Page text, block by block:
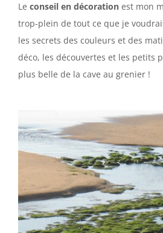
Le conseil en décoration est mon
trop-plein de tout ce que je
les secrets des couleurs et des
déco, les découvertes et les petits
plus belle de la cave au grenier !